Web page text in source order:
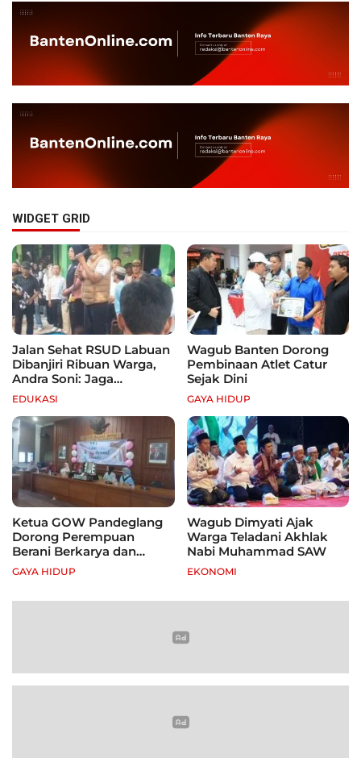
WIDGET GRID
Jalan Sehat RSUD Labuan
Dibanjiri Ribuan Warga,
Andra Soni: Jaga
Kebugaran dan Hidup
EDUKASI
Wagub Banten Dorong
Pembinaan Atlet Catur
Sejak Dini
GAYA HIDUP
Ketua GOW Pandeglang
Dorong Perempuan
Berani Berkarya dan
Mandiri
GAYA HIDUP
Wagub Dimyati Ajak
Warga Teladani Akhlak
Nabi Muhammad SAW
EKONOMI